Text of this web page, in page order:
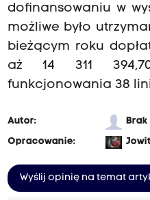
dofinansowaniu w
możliwe było
bieżącym roku
aż 14 311
funkcjonowania 38
Autor:
Opracowanie:
Wyślij opinię na temat